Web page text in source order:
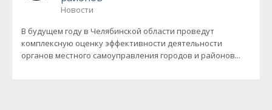
Новости
В будущем году в Челябинской области проведут
комплексную оценку эффективности деятельности
органов местного самоуправления городов и районов...